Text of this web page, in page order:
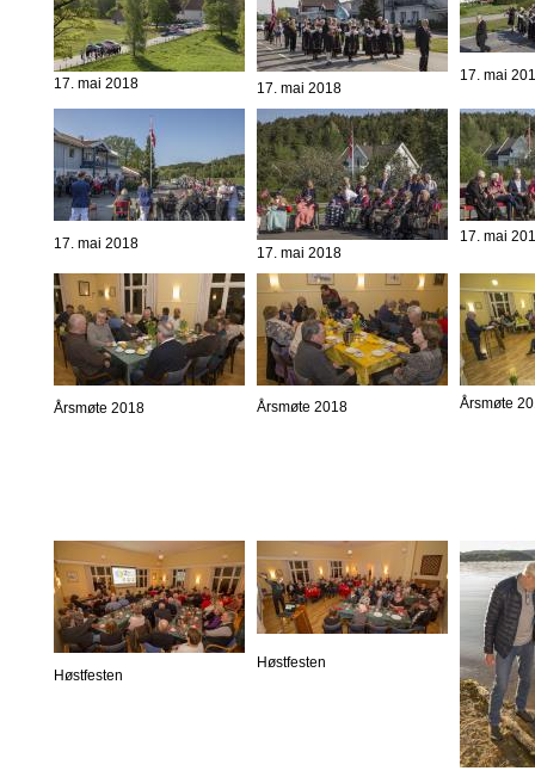
17. mai 2018 17. mai 2018
17. mai
17. mai 2018
17. mai 2018
17. mai
Årsmøte 2018 Årsmøte 2018 Årsmøte
Høstfesten
Høstfesten